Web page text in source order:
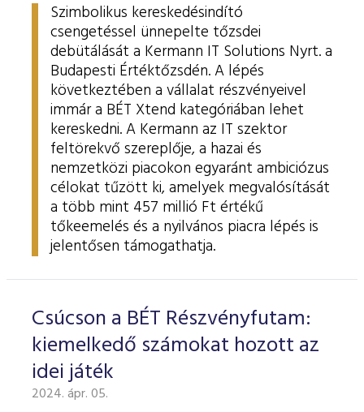
Szimbolikus kereskedésindító
csengetéssel ünnepelte tőzsdei
debütálását a Kermann IT Solutions Nyrt. a
Budapesti Értéktőzsdén. A lépés
következtében a vállalat részvényeivel
immár a BÉT Xtend kategóriában lehet
kereskedni. A Kermann az IT szektor
feltörekvő szereplője, a hazai és
nemzetközi piacokon egyaránt ambiciózus
célokat tűzött ki, amelyek megvalósítását
a több mint 457 millió Ft értékű
tőkeemelés és a nyilvános piacra lépés is
jelentősen támogathatja.
Csúcson a BÉT Részvényfutam:
kiemelkedő számokat hozott az
idei játék
2024. ápr. 05.